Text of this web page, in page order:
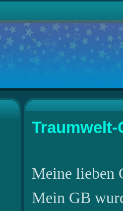
Meine lieben
Mein GB